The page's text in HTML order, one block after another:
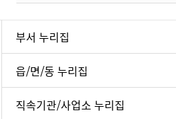
부서 누리집
읍/면/동 누리집
직속기관/사업소 누리집